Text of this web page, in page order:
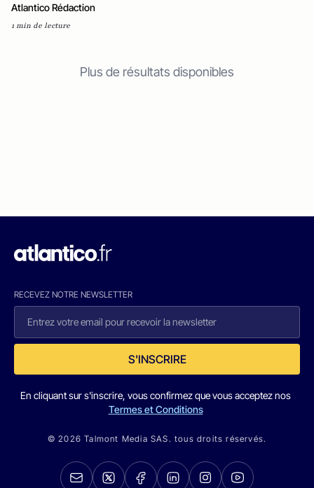
Atlantico Rédaction
1 min de lecture
Plus de résultats disponibles
RECEVEZ NOTRE NEWSLETTER
S'INSCRIRE
En cliquant sur s'inscrire, vous confirmez que vous acceptez nos
Termes et Conditions
© 2026 Talmont Media SAS. tous droits réservés.